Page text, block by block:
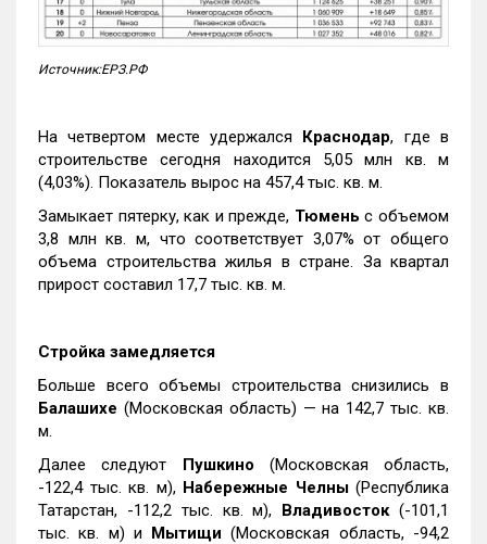
Источник:ЕРЗ.РФ
На четвертом месте удержался Краснодар, где в
строительстве сегодня находится 5,05 млн кв. м
(4,03%). Показатель вырос на 457,4 тыс. кв. м.
Замыкает пятерку, как и прежде, Тюмень с объемом
3,8 млн кв. м, что соответствует 3,07% от общего
объема строительства жилья в стране. За квартал
прирост составил 17,7 тыс. кв. м.
Стройка замедляется
Больше всего объемы строительства снизились в
Балашихе (Московская область) — на 142,7 тыс. кв.
м.
Далее следуют Пушкино (Московская область,
-122,4 тыс. кв. м), Набережные Челны(Республика
Татарстан, -112,2 тыс. кв. м), Владивосток(-101,1
тыс. кв. м) и Мытищи (Московская область, -94,2